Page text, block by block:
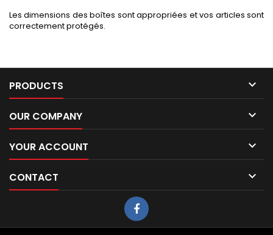
Les dimensions des boîtes sont appropriées et vos articles sont
correctement protégés.
PRODUCTS 
OUR COMPANY 
YOUR ACCOUNT 
CONTACT 